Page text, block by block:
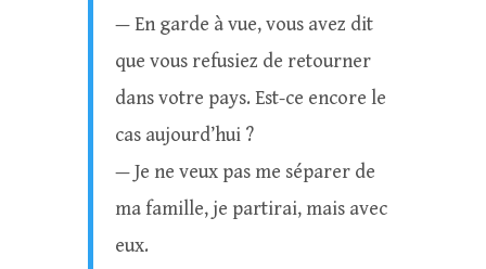
— En garde à vue, vous avez dit
que vous refusiez de retourner
dans votre pays. Est-ce encore le
cas aujourd’hui ?
— Je ne veux pas me séparer de
ma famille, je partirai, mais avec
eux.